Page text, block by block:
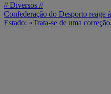
// Diversos //
Confederação do Desporto reage
Estado: «Trata-se de uma